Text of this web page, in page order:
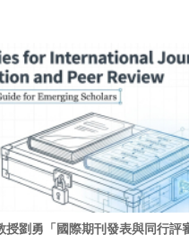
授劉勇「國際期刊發表與同行評